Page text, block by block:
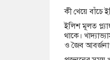
কী খেয়ে বাঁচে
ইলিশ মূলত
থাকে।
ও জৈব